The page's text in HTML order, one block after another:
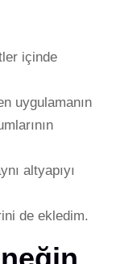
içinde
uygulamanın
altyapıyı
de ekledim.